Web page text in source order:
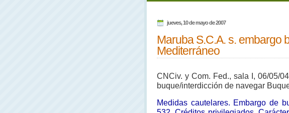
jueves, 10 de mayo de 2007
Maruba S.C.A. s. embargo
Mediterráneo
CNCiv. y Com. Fed., sala I, 06/05/
buque/interdicción de navegar
Medidas cautelares. Embargo de